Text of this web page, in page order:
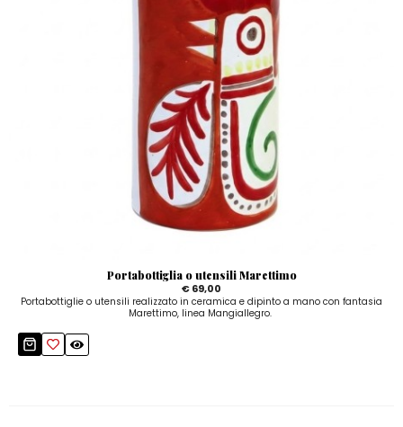
Portabottiglia o utensili Marettimo
€ 69,00
Portabottiglie o utensili realizzato in ceramica e dipinto a mano con fantasia
Marettimo, linea Mangiallegro.